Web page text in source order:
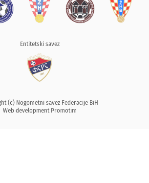
Entitetski savez
(c) Nogometni savez Federacije BiH
Web development Promotim